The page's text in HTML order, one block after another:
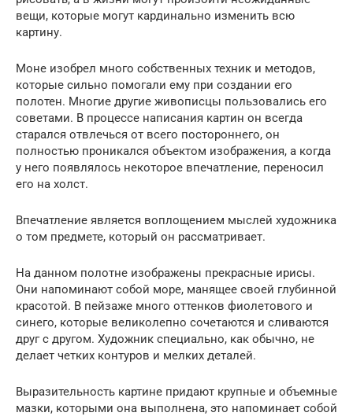
вещи, которые могут кардинально изменить всю
картину.
Моне изобрел много собственных техник и методов,
которые сильно помогали ему при создании его
полотен. Многие другие живописцы пользовались его
советами. В процессе написания картин он всегда
старался отвлечься от всего постороннего, он
полностью проникался объектом изображения, а когда
у него появлялось некоторое впечатление, переносил
его на холст.
Впечатление является воплощением мыслей художника
о том предмете, который он рассматривает.
На данном полотне изображены прекрасные ирисы.
Они напоминают собой море, манящее своей глубинной
красотой. В пейзаже много оттенков фиолетового и
синего, которые великолепно сочетаются и сливаются
друг с другом. Художник специально, как обычно, не
делает четких контуров и мелких деталей.
Выразительность картине придают крупные и объемные
мазки, которыми она выполнена, это напоминает собой